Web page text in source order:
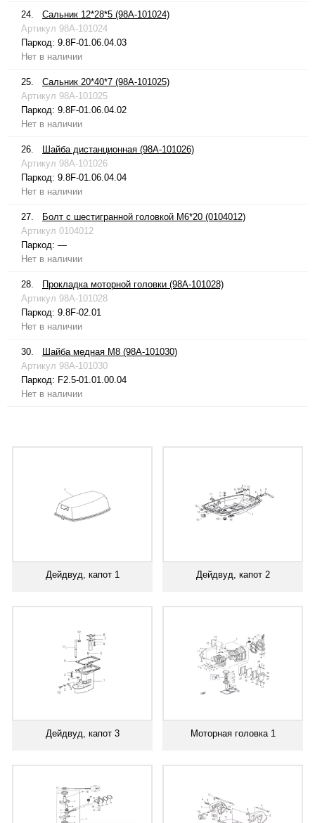
24.
Сальник 12*28*5 (98A-101024)
Артикул 98A-101024
Паркод: 9.8F-01.06.04.03
Нет в наличии
25.
Сальник 20*40*7 (98A-101025)
Артикул 98A-101025
Паркод: 9.8F-01.06.04.02
Нет в наличии
26.
Шайба дистанционная (98A-101026)
Артикул 98A-101026
Паркод: 9.8F-01.06.04.04
Нет в наличии
27.
Болт с шестигранной головкой М6*20 (0104012)
Артикул 0104012
Паркод: —
Нет в наличии
28.
Прокладка моторной головки (98A-101028)
Артикул 98A-101028
Паркод: 9.8F-02.01
Нет в наличии
30.
Шайба медная М8 (98A-101030)
Артикул 98A-101030
Паркод: F2.5-01.01.00.04
Нет в наличии
Дейдвуд, капот 1 Дейдвуд, капот 2
Дейдвуд, капот 3 Моторная головка 1